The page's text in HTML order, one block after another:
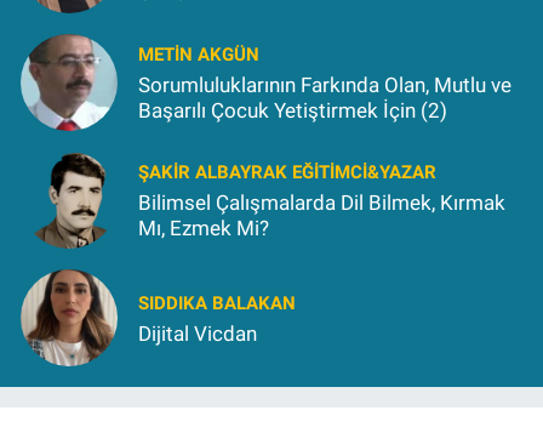
METIN AKGÜN
Sorumluluklarının Farkında Olan, Mutlu ve
Başarılı Çocuk Yetiştirmek İçin (2)
ŞAKIR ALBAYRAK EĞITIMCI&YAZAR
Bilimsel Çalışmalarda Dil Bilmek, Kırmak
Mı, Ezmek Mi?
SIDDIKA BALAKAN
Dijital Vicdan